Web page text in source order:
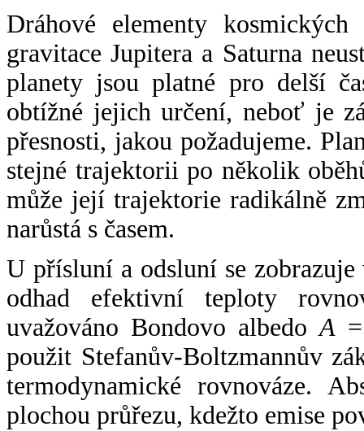
Dráhové elementy
gravitace Jupitera a Saturna
planety jsou platné pro delší
obtížné jejich určení, neboť je
přesnosti, jakou požadujeme.
stejné trajektorii po několik
může její trajektorie radikálně
narůstá s časem.
U přísluní a odsluní se
odhad efektivní teploty
uvažováno Bondovo albedoA
použit Stefanův-Boltzmannův
termodynamické rovnováze.
plochou průřezu, kdežto emise